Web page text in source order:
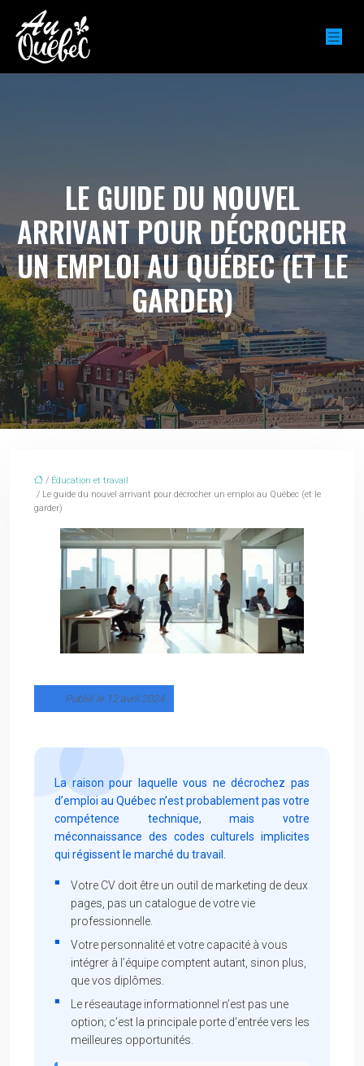
LE GUIDE DU NOUVEL
ARRIVANT POUR DÉCROCHER
UN EMPLOI AU QUÉBEC (ET LE
GARDER)
/ Éducation et travail
/ Le guide du nouvel arrivant pour décrocher un emploi au Québec (et le
garder)
Publié le 12 avril 2024
La raison pour laquelle vous ne décrochez pas
d’emploi au Québec n’est probablement pas votre
compétence technique, mais votre
méconnaissance des codes culturels implicites
qui régissent le marché du travail.
Votre CV doit être un outil de marketing de deux
pages, pas un catalogue de votre vie
professionnelle.
Votre personnalité et votre capacité à vous
intégrer à l’équipe comptent autant, sinon plus,
que vos diplômes.
Le réseautage informationnel n’est pas une
option; c’est la principale porte d’entrée vers les
meilleures opportunités.